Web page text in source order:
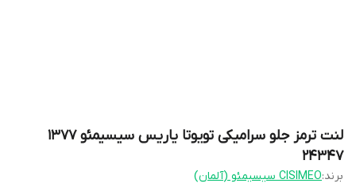
لنت ترمز جلو سرامیکی تویوتا یاریس سیسیمئو 1377
24347
برند:CISIMEO سیسیمئو (آلمان)